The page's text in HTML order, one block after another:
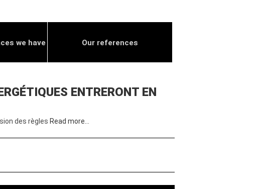
we have Our references
ENTRERONT EN
des règles Read more…